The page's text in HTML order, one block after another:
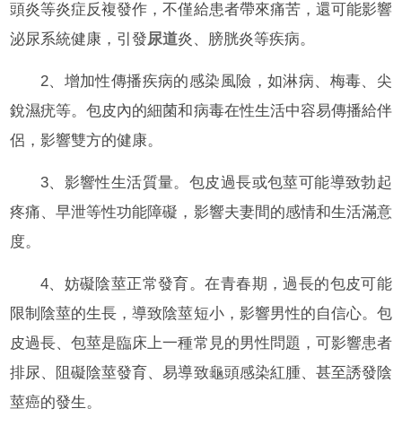
頭炎等炎症反複發作，不僅給患者帶來痛苦，還可能影響
泌尿系統健康，引發尿道炎、膀胱炎等疾病。
2、增加性傳播疾病的感染風險，如淋病、梅毒、尖
銳濕疣等。包皮內的細菌和病毒在性生活中容易傳播給伴
侶，影響雙方的健康。
3、影響性生活質量。包皮過長或包莖可能導致勃起
疼痛、早泄等性功能障礙，影響夫妻間的感情和生活滿意
度。
4、妨礙陰莖正常發育。在青春期，過長的包皮可能
限制陰莖的生長，導致陰莖短小，影響男性的自信心。包
皮過長、包莖是臨床上一種常見的男性問題，可影響患者
排尿、阻礙陰莖發育、易導致龜頭感染紅腫、甚至誘發陰
莖癌的發生。